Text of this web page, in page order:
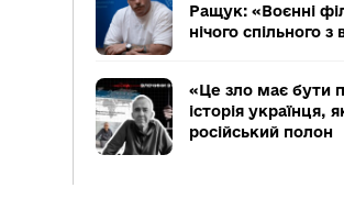
Ращук: «Воєнні
нічого спільного з
«Це зло має бути
історія українця,
російський полон